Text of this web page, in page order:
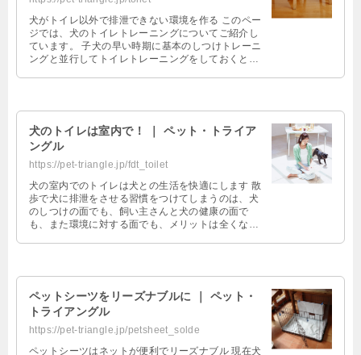
犬がトイレ以外で排泄できない環境を作る このペー
ジでは、犬のトイレトレーニングについてご紹介し
ています。 子犬の早い時期に基本のしつけトレーニ
ングと並行してトイレトレーニングをしておくと、
犬のトイレは室内で！ ｜ ペット・トライア
ングル
https://pet-triangle.jp/fdt_toilet
犬の室内でのトイレは犬との生活を快適にします 散
歩で犬に排泄をさせる習慣をつけてしまうのは、犬
のしつけの面でも、飼い主さんと犬の健康の面で
も、また環境に対する面でも、メリットは全くな
ペットシーツをリーズナブルに ｜ ペット・
トライアングル
https://pet-triangle.jp/petsheet_solde
ペットシーツはネットが便利でリーズナブル 現在犬